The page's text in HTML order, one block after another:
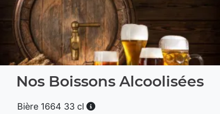
Nos Boissons Alcoolisées
Bière 1664 33 cl